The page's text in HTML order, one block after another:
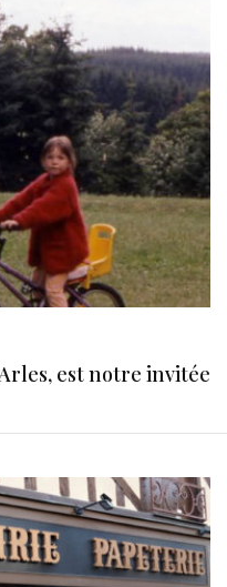
est notre invitée